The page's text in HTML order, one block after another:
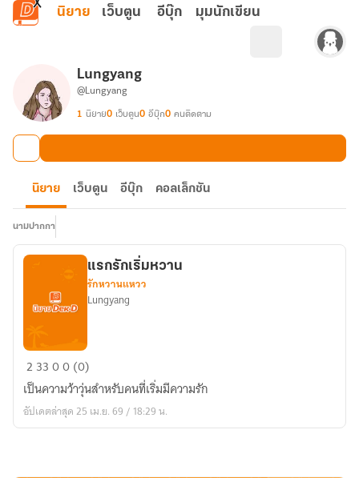
ข้ามไปยังเนื้อหาหลัก
นิยาย เว็บตูน อีบุ๊ก มุมนักเขียน
Lungyang
@Lungyang
1 นิยาย0 เว็บตูน0 อีบุ๊ก0 คนติดตาม
นิยาย เว็บตูน อีบุ๊ก คอลเล็กชัน
นามปากกา
แรก
รัก
เริ่ม
หวาน
แรกรักเริ่มหวาน
รักหวานแหวว
Lungyang
2 3300 (0)
เป็นความว้าวุ่นสำหรับคนที่เริ่มมีความรัก
อัปเดตล่าสุด 25 เม.ย. 69 / 18:29 น.